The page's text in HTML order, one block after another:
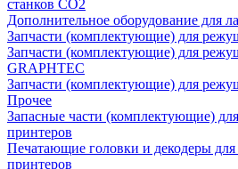
станков CO2
Дополнительное оборудование для
Запчасти (комплектующие) для
Запчасти (комплектующие) для
GRAPHTEC
Запчасти (комплектующие) для
Прочее
Запасные части (комплектующие)
принтеров
Печатающие головки и декодеры
принтеров